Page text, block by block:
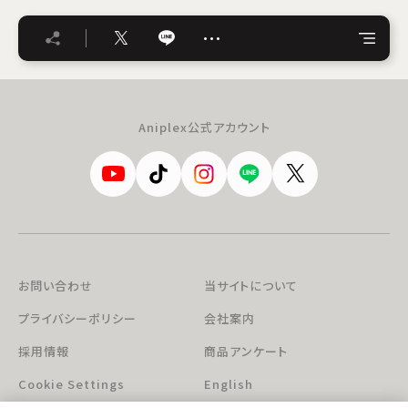
…
Aniplex公式アカウント
お問い合わせ
当サイトについて
プライバシーポリシー
会社案内
採用情報
商品アンケート
Cookie Settings
English